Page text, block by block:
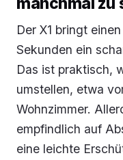
Der X1 bringt
Sekunden ein
Das ist praktisch,
umstellen, etwa
Wohnzimmer.
empfindlich auf
eine leichte